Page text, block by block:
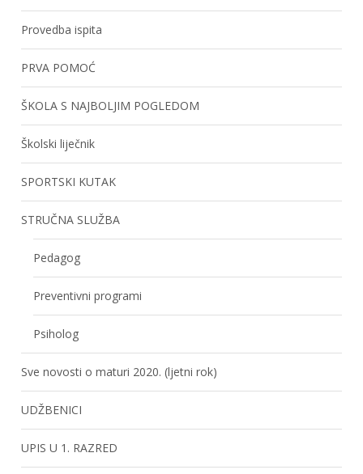
Provedba ispita
PRVA POMOĆ
ŠKOLA S NAJBOLJIM POGLEDOM
Školski liječnik
SPORTSKI KUTAK
STRUČNA SLUŽBA
Pedagog
Preventivni programi
Psiholog
Sve novosti o maturi 2020. (ljetni rok)
UDŽBENICI
UPIS U 1. RAZRED